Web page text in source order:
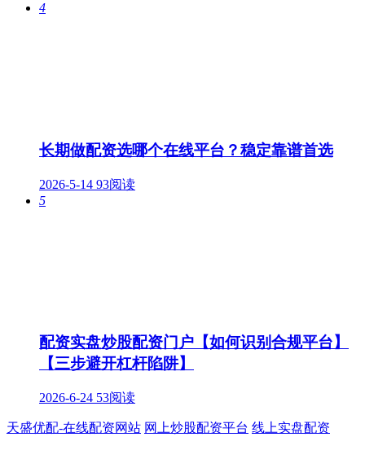
4
长期做配资选哪个在线平台？稳定靠谱首选
2026-5-14 93阅读
5
配资实盘炒股配资门户【如何识别合规平台】
【三步避开杠杆陷阱】
2026-6-24 53阅读
天盛优配-在线配资网站 网上炒股配资平台 线上实盘配资